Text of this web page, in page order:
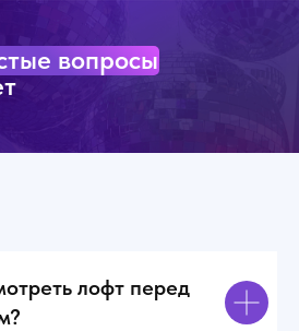
вопросы
лофт перед